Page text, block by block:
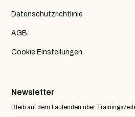
Datenschutzrichtlinie
AGB
Cookie Einstellungen
Newsletter
Bleib auf dem Laufenden über